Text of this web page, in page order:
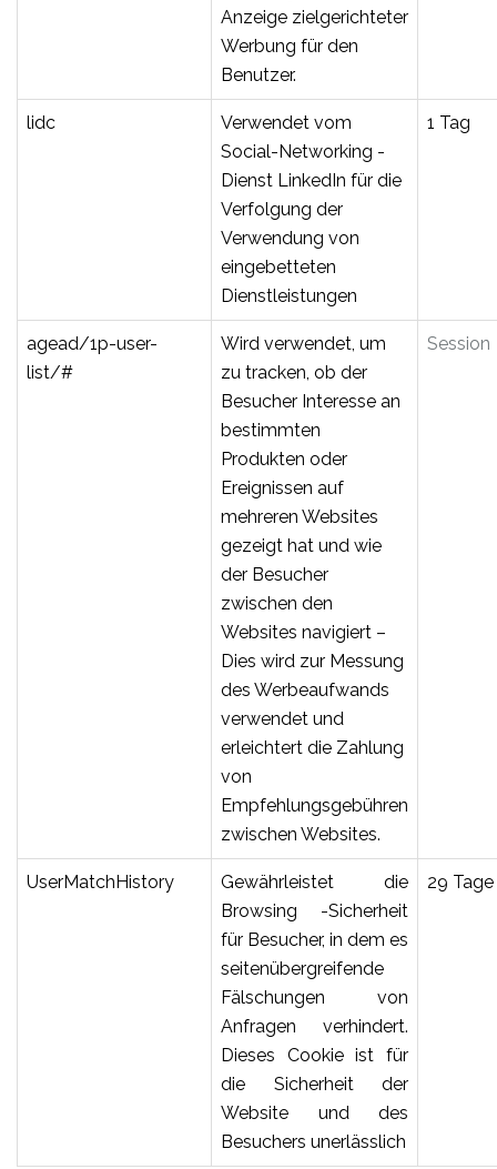
Anzeige zielgerichteter
Werbung für den
Benutzer.
lidc
Verwendet vom
Social-Networking -
Dienst LinkedIn für die
Verfolgung der
Verwendung von
eingebetteten
Dienstleistungen
1 Tag
agead/1p-user-
list/#
Wird verwendet, um
zu tracken, ob der
Besucher Interesse an
bestimmten
Produkten oder
Ereignissen auf
mehreren Websites
gezeigt hat und wie
der Besucher
zwischen den
Websites navigiert –
Dies wird zur Messung
des Werbeaufwands
verwendet und
erleichtert die Zahlung
von
Empfehlungsgebühren
zwischen Websites.
Session
UserMatchHistory
Gewährleistet die
Browsing -Sicherheit
für Besucher, in dem es
seitenübergreifende
Fälschungen von
Anfragen verhindert.
Dieses Cookie ist für
die Sicherheit der
Website und des
Besuchers unerlässlich
29 Tage